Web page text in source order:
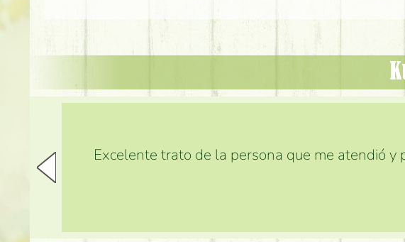
Excelente trato de la persona que me atendió y